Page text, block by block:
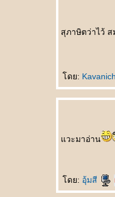
สุภาษิตว่าไว้
ดย:
วะมาอ่าน
ดย: อุ้มสี